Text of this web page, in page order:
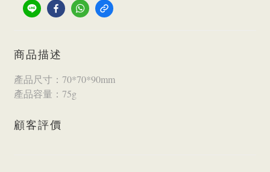
商品描述
產品尺寸：70*70*90mm
產品容量：75g
顧客評價